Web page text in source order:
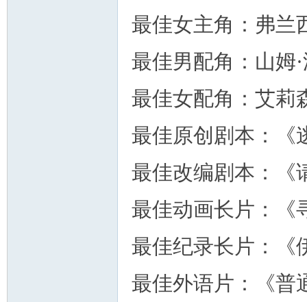
最佳女主角：弗兰
最佳男配角：山姆
最佳女配角：艾莉
最佳原创剧本：《
最佳改编剧本：《
最佳动画长片：《
最佳纪录长片：《
最佳外语片：《普